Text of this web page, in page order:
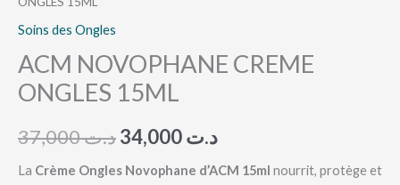
Soins des Ongles
ACM NOVOPHANE CREME
ONGLES 15ML
د.ت37,000
د.ت 37,000.
د.ت
La Crème Ongles Novophane d’ACM 15ml nourrit, protège et
CREME
15ML